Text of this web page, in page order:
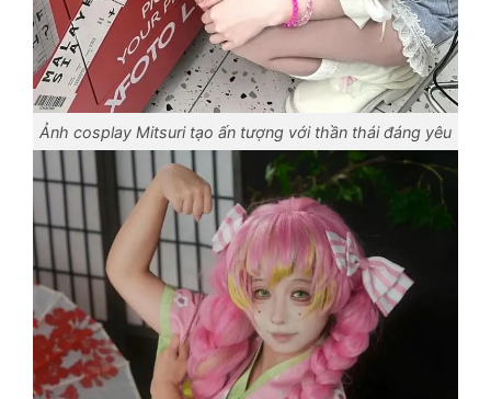
Ảnh cosplay Mitsuri tạo ấn tượng với thần thái đáng yêu